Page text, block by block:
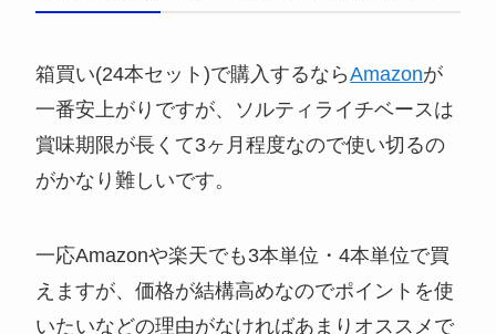
箱買い(24本セット)で購入するならAmazonが
一番安上がりですが、ソルティライチベースは
賞味期限が長くて3ヶ月程度なので使い切るの
がかなり難しいです。
一応Amazonや楽天でも3本単位・4本単位で買
えますが、価格が結構高めなのでポイントを使
いたいなどの理由がなければあまりオススメで